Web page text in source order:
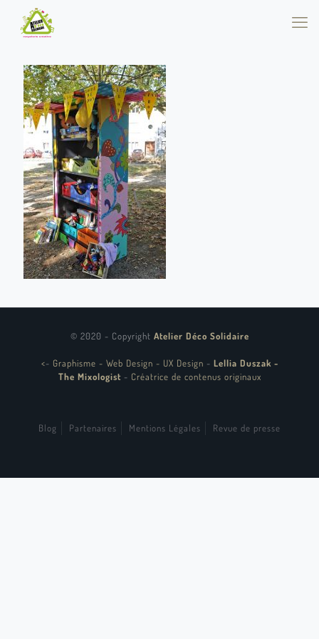
© 2020 - Copyright Atelier Déco Solidaire
<- Graphisme - Web Design - UX Design - Lellia Duszak -
The Mixologist - Créatrice de contenus originaux
Blog Partenaires Mentions Légales Revue de presse